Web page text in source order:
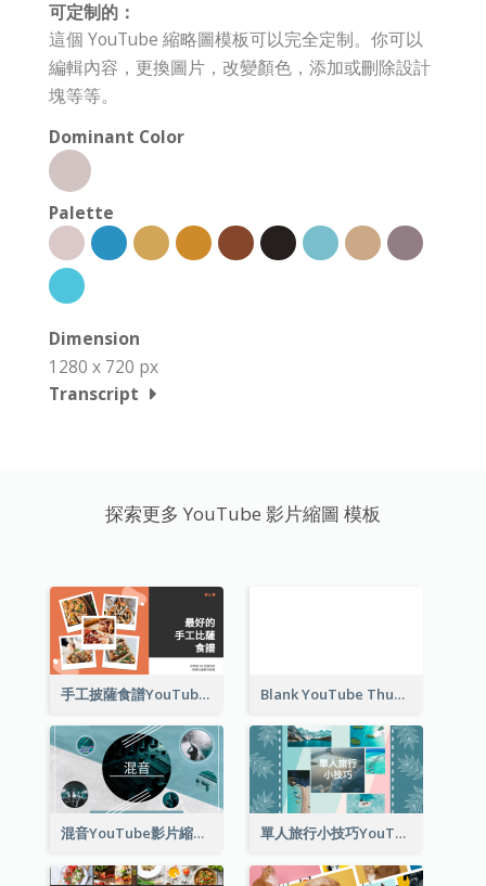
可定制的：
這個 YouTube 縮略圖模板可以完全定制。你可以
編輯內容，更換圖片，改變顏色，添加或刪除設計
塊等等。
Dominant Color
Palette
Dimension
1280 x 720 px
Transcript
探索更多 YouTube 影片縮圖 模板
手工披薩食譜YouTube影片縮圖 Blank YouTube Thumbnail
混音YouTube影片縮圖 單人旅行小技巧YouTube影片縮圖